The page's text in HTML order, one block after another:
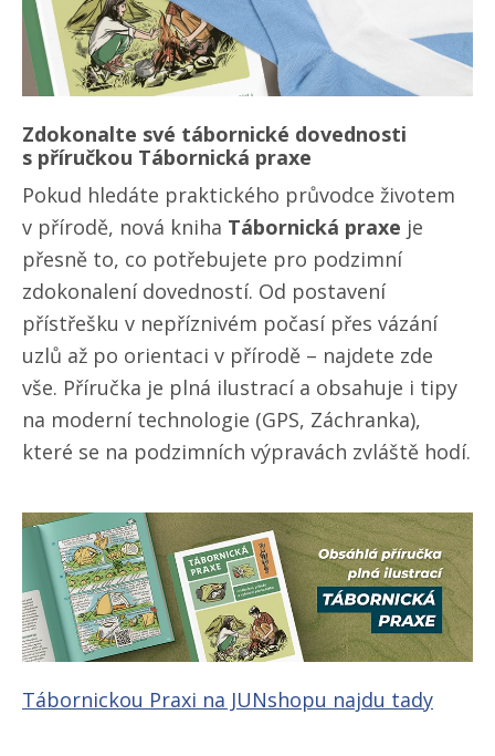
Zdokonalte své tábornické dovednosti
s příručkou Tábornická praxe
Pokud hledáte praktického průvodce životem
v přírodě, nová kniha Tábornická praxe je
přesně to, co potřebujete pro podzimní
zdokonalení dovedností. Od postavení
přístřešku v nepříznivém počasí přes vázání
uzlů až po orientaci v přírodě – najdete zde
vše. Příručka je plná ilustrací a obsahuje i tipy
na moderní technologie (GPS, Záchranka),
které se na podzimních výpravách zvláště hodí.
Tábornickou Praxi na JUNshopu najdu tady